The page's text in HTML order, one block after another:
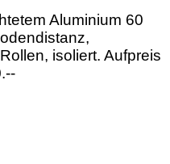
Aluminium 60
isoliert. Aufpreis